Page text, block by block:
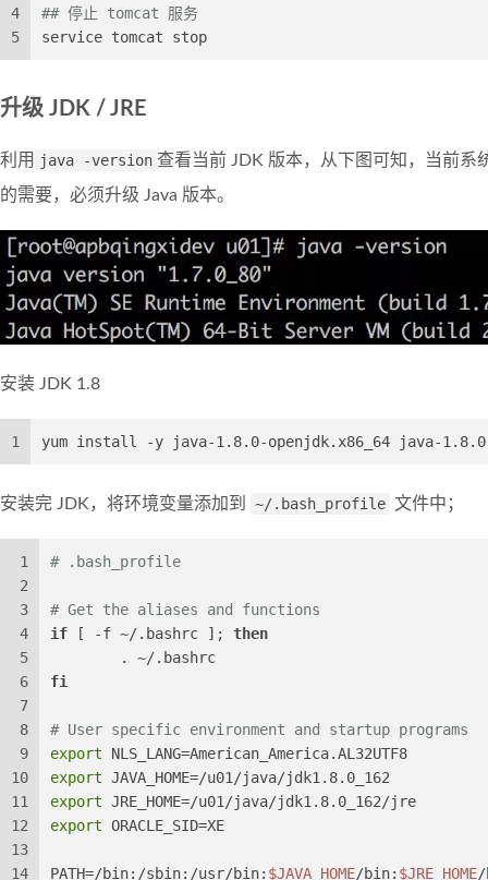
4
5
## 停止 tomcat 服务
service tomcat stop
升级 JDK / JRE
利用 java -version 查看当前 JDK 版本，从下图可知，当前系
的需要，必须升级 Java 版本。
安装 JDK 1.8
1 yum install -y java-1.8.0-openjdk.x86_64 java-
安装完 JDK，将环境变量添加到 ~/.bash_profile 文件中；
1
2
3
4
5
6
7
8
9
10
11
12
13
14
# .bash_profile
# Get the aliases and functions
if [ -f ~/.bashrc ]; then
        . ~/.bashrc
fi
# User specific environment and startup programs
export NLS_LANG=American_America.AL32UTF8
export JAVA_HOME=/u01/java/jdk1.8.0_162
export JRE_HOME=/u01/java/jdk1.8.0_162/jre
export ORACLE_SID=XE
PATH=/bin:/sbin:/usr/bin: $JAVA_HOME/bin: $JRE_HOME/